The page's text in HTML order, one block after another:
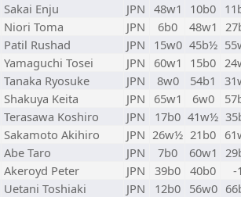
Sakai Enju JPN 48w1 10b0
Niori Toma JPN 6b0 48w1
Patil Rushad JPN 15w0 45b½
Yamaguchi Tosei JPN 60w1 15b0
Tanaka Ryosuke JPN 8w0 54b1
Shakuya Keita JPN 65w1 6w0
Terasawa Koshiro JPN 17b0 41w½
Sakamoto Akihiro JPN 26w½ 21b0
Abe Taro JPN 7b0 60w1
Akeroyd Peter JPN 39b0 40b0
-
Uetani Toshiaki JPN 12b0 56w0